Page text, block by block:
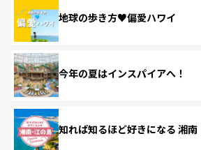
地球の歩き方♥偏愛ハワイ
今年の夏はインスパイアへ！
知れば知るほど好きになる 湘南